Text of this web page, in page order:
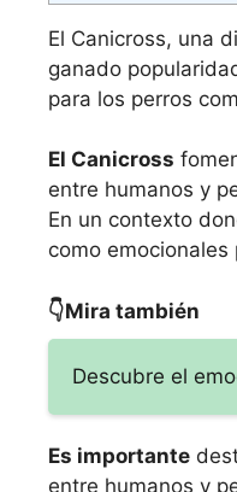
El Canicross, una
ganado
para los perros
El Canicross
entre humanos y
En un contexto
como
👇Mira también
Descubre el
Es importante
entre humanos y